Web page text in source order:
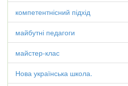
компетентнісний підхід
майбутні педагоги
майстер-клас
Нова українська школа.